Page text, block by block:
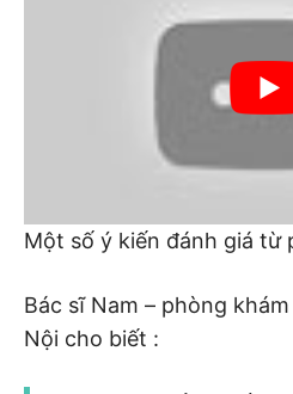
Một số ý kiến đánh giá từ
Bác sĩ Nam – phòng
Nội cho biết :